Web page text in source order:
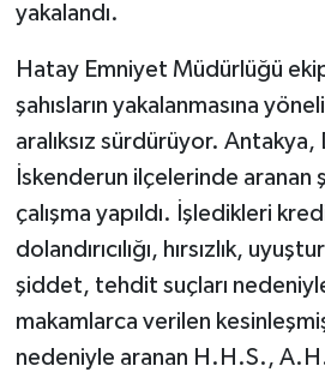
yakalandı.
Hatay Emniyet Müdürlüğü
şahısların yakalanmasına
aralıksız sürdürüyor.
İskenderun ilçelerinde aranan
çalışma yapıldı. İşledikleri
dolandırıcılığı, hırsızlık,
şiddet, tehdit suçları
makamlarca verilen
nedeniyle aranan H.H.S.,